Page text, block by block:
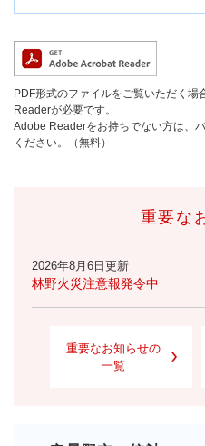
PDF形式のファイルをご覧いただく
Readerが必要です。
Adobe Readerをお持ちでない方は、
ください。（無料）
重要な
2026年8月6日更新
林野火災注意報発令中
重要なお知らせの
一覧